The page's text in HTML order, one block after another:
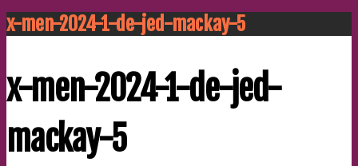
x-men-2024-1-de-jed-mackay-5
x-men-2024-1-de-jed-
mackay-5